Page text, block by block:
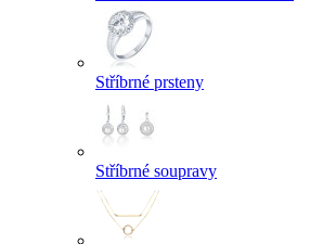
Stříbrné prsteny
Stříbrné soupravy